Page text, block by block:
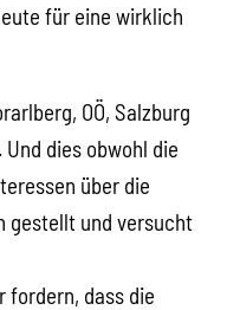
für eine wirklich
OÖ, Salzburg
dies obwohl die
über die
gestellt und versucht
fordern, dass die